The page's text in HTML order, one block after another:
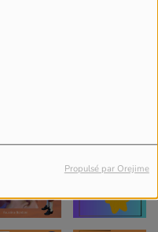
Propulsé par Orejime